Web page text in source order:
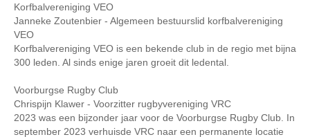
Korfbalvereniging VEO
Janneke Zoutenbier - Algemeen bestuurslid korfbalvereniging
VEO
Korfbalvereniging VEO is een bekende club in de regio met bijna
300 leden. Al sinds enige jaren groeit dit ledental.
Voorburgse Rugby Club
Chrispijn Klawer - Voorzitter rugbyvereniging VRC
2023 was een bijzonder jaar voor de Voorburgse Rugby Club. In
september 2023 verhuisde VRC naar een permanente locatie